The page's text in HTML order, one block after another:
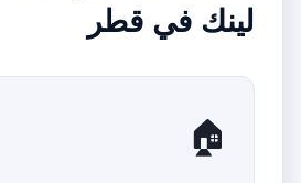
لينك في قطر
🏠